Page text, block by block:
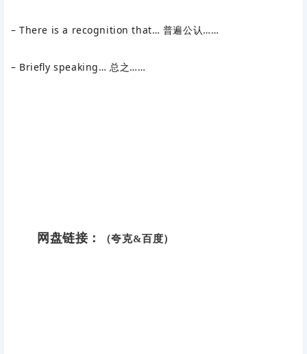
– There is a recognition that… 普遍公认……
– Briefly speaking… 总之……
网盘链接： （夸克&百度）